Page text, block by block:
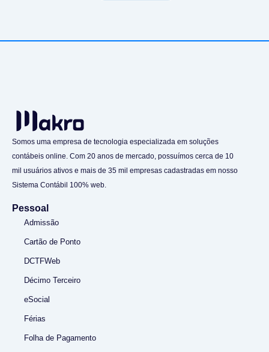
Somos uma empresa de tecnologia especializada em soluções
contábeis online. Com 20 anos de mercado, possuímos cerca de 10
mil usuários ativos e mais de 35 mil empresas cadastradas em nosso
Sistema Contábil 100% web.
Pessoal
Admissão
Cartão de Ponto
DCTFWeb
Décimo Terceiro
eSocial
Férias
Folha de Pagamento